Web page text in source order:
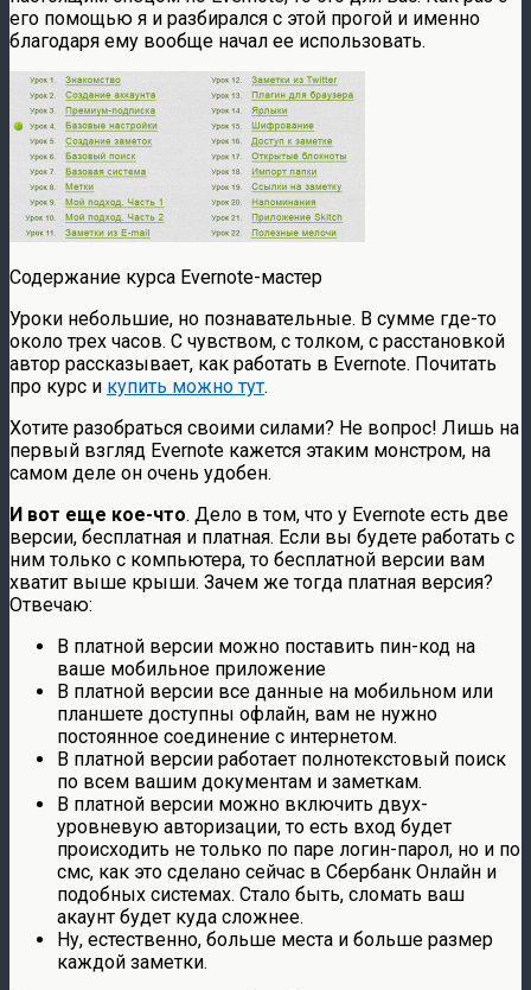
его помощью я и разбирался с этой прогой и именно
благодаря ему вообще начал ее использовать.
Содержание курса Evernote-мастер
Уроки небольшие, но познавательные. В сумме где-то
около трех часов. С чувством, с толком, с расстановкой
автор рассказывает, как работать в Evernote. Почитать
про курс и купить можно тут.
Хотите разобраться своими силами? Не вопрос! Лишь на
первый взгляд Evernote кажется этаким монстром, на
самом деле он очень удобен.
И вот еще кое-что. Дело в том, что у Evernote есть две
версии, бесплатная и платная. Если вы будете работать с
ним только с компьютера, то бесплатной версии вам
хватит выше крыши. Зачем же тогда платная версия?
Отвечаю:
В платной версии можно поставить пин-код на
ваше мобильное приложение
В платной версии все данные на мобильном или
планшете доступны офлайн, вам не нужно
постоянное соединение с интернетом.
В платной версии работает полнотекстовый поиск
по всем вашим документам и заметкам.
В платной версии можно включить двух-
уровневую авторизации, то есть вход будет
происходить не только по паре логин-парол, но и по
смс, как это сделано сейчас в Сбербанк Онлайн и
подобных системах. Стало быть, сломать ваш
акаунт будет куда сложнее.
Ну, естественно, больше места и больше размер
каждой заметки.